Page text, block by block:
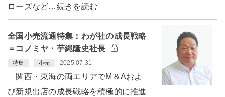
ローズなど…続きを読む
全国小売流通特集：わが社の成長戦略
＝コノミヤ・芋縄隆史社長
特集 小売 2025.07.31
関西・東海の両エリアでM＆Aおよ
び新規出店の成長戦略を積極的に推進